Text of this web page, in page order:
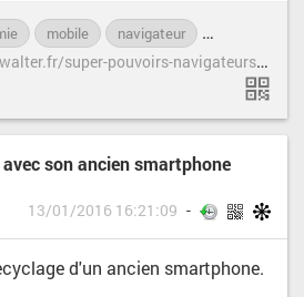
mobile navigateur
h
ttps://blog.stephaniewalter.fr/super-pouvoirs-navigateurs-mobiles/
son ancien smartphone
13/01/2016 16:21:09
d'un ancien smartphone.